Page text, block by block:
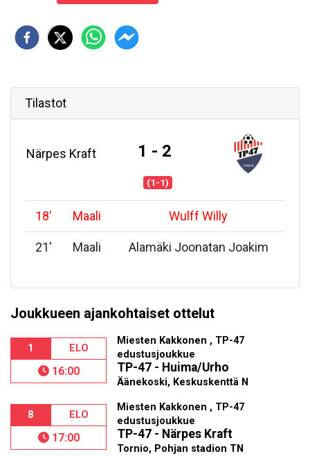
Tilastot
Närpes Kraft 1 - 2
(1-1)
18' Maali Wulff Willy
21' Maali Alamäki Joonatan Joakim
Joukkueen ajankohtaiset ottelut
1 ELO
16:00
Miesten Kakkonen , TP-47
edustusjoukkue
TP-47 - Huima/Urho
Äänekoski, Keskuskenttä N
8 ELO
17:00
Miesten Kakkonen , TP-47
edustusjoukkue
TP-47 - Närpes Kraft
Tornio, Pohjan stadion TN